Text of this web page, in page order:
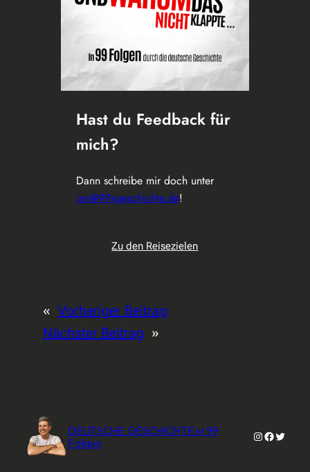
Hast du Feedback für
mich?
Dann schreibe mir doch unter
jan@99xgeschichte.de!
Zu den Reisezielen
« Vorheriger Beitrag
Nächster Beitrag »
DEUTSCHE GESCHICHTE in 99
Folgen
Instagram
Twitter